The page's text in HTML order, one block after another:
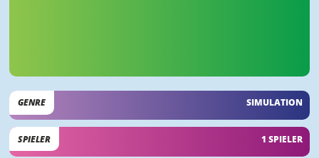
GENRE SIMULATION
SPIELER 1 SPIELER